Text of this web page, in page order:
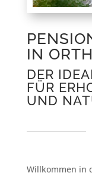
IN
DER
FÜR
UND
Willkommen in